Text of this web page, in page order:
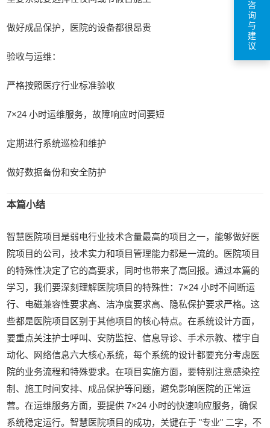
做好成品保护，医院的设备都很昂贵
验收与运维：
严格按照医疗行业标准验收
7×24 小时运维服务，故障响应时间要短
定期进行系统巡检和维护
做好数据备份和安全防护
本篇小结
智慧医院项目是弱电行业技术含量最高的项目之一，能够做好医
院项目的公司，技术实力和项目管理能力都是一流的。医院项目
的特殊性决定了它的高要求，同时也带来了高回报。通过本篇的
学习，我们要深刻理解医院项目的特殊性：7×24 小时不间断运
行、电磁兼容性要求高、洁净度要求高、隐私保护要求严格。这
些都是医院项目区别于其他项目的核心特点。在系统设计方面，
要重点关注护士呼叫、安防监控、信息导诊、手术示教、楼宇自
动化、网络信息六大核心系统，每个系统的设计都要充分考虑医
院的业务流程和特殊要求。在项目实施方面，要特别注意感染控
制、施工时间安排、成品保护等问题，避免影响医院的正常运
营。在运维服务方面，要提供 7×24 小时的快速响应服务，确保
系统稳定运行。智慧医院项目的成功，关键在于 "专业" 二字，不
咨
询
与
建
议